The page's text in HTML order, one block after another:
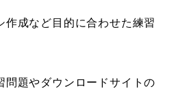
作成など目的に合わせた練習
問題やダウンロードサイトの